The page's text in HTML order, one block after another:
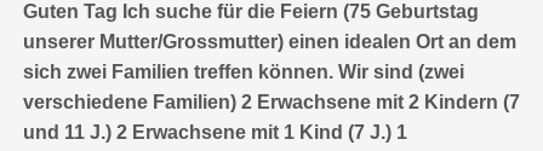
Name
Guten Tag Ich suche für die Feiern (75 Geburtstag
unserer Mutter/Grossmutter) einen idealen Ort an dem
sich zwei Familien treffen können. Wir sind (zwei
verschiedene Familien) 2 Erwachsene mit 2 Kindern (7
und 11 J.) 2 Erwachsene mit 1 Kind (7 J.) 1